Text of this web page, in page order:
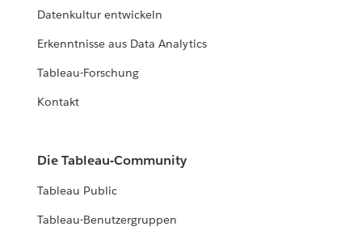
Datenkultur entwickeln
Erkenntnisse aus Data Analytics
Tableau-Forschung
Kontakt
Die Tableau-Community
Tableau Public
Tableau-Benutzergruppen